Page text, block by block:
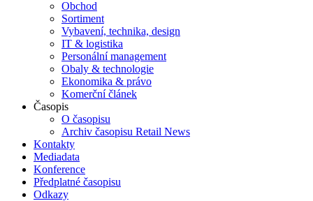
Obchod
Sortiment
Vybavení, technika, design
IT & logistika
Personální management
Obaly & technologie
Ekonomika & právo
Komerční článek
Časopis
O časopisu
Archiv časopisu Retail News
Kontakty
Mediadata
Konference
Předplatné časopisu
Odkazy